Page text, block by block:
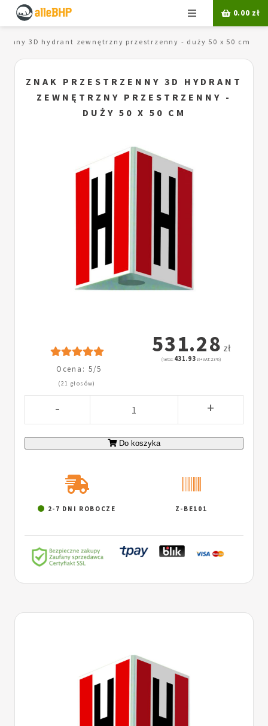
Menu 0.00 zł
3D hydrant zewnętrzny przestrzenny - duży 50 x 50 cm
ZNAK PRZESTRZENNY 3D HYDRANT
ZEWNĘTRZNY PRZESTRZENNY -
DUŻY 50 X 50 CM
Ocena: 5/5
(21 głosów)
531.28 zł
(netto: 431.93 zł + VAT: 23%)
- +
Do koszyka
2-7 DNI ROBOCZE Z-BE101